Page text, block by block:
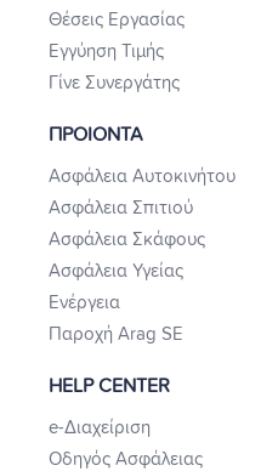
Θέσεις Εργασίας
Εγγύηση Τιμής
Γίνε Συνεργάτης
ΠΡΟΙΟΝΤΑ
Ασφάλεια Αυτοκινήτου
Ασφάλεια Σπιτιού
Ασφάλεια Σκάφους
Ασφάλεια Υγείας
Ενέργεια
Παροχή Arag SE
HELP CENTER
e-Διαχείριση
Οδηγός Ασφάλειας